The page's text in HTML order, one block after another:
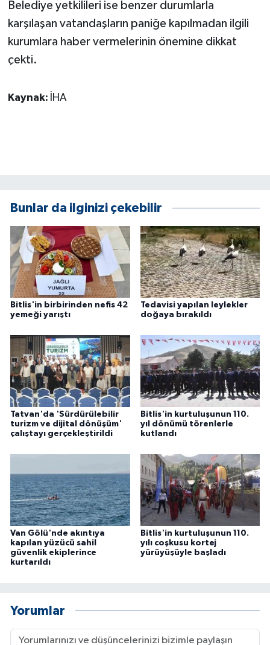
Belediye yetkilileri ise benzer durumlarla
karşılaşan vatandaşların paniğe kapılmadan ilgili
kurumlara haber vermelerinin önemine dikkat
çekti.
Kaynak: İHA
Bunlar da ilginizi çekebilir
Bitlis'in birbirinden nefis 42
yemeği yarıştı
Tedavisi yapılan leylekler
doğaya bırakıldı
Tatvan'da 'Sürdürülebilir
turizm ve dijital dönüşüm'
çalıştayı gerçekleştirildi
Bitlis'in kurtuluşunun 110.
yıl dönümü törenlerle
kutlandı
Van Gölü'nde akıntıya
kapılan yüzücü sahil
güvenlik ekiplerince
kurtarıldı
Bitlis'in kurtuluşunun 110.
yılı coşkusu kortej
yürüyüşüyle başladı
Yorumlar
SPOR HABERLERİ
TEKNOLOJİ
Yerel Haberler